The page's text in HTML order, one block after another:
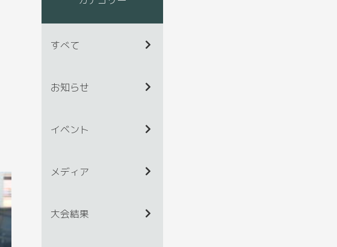
すべて
お知らせ
イベント
メディア
大会結果